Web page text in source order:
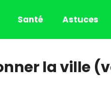
Santé Astuces
la ville